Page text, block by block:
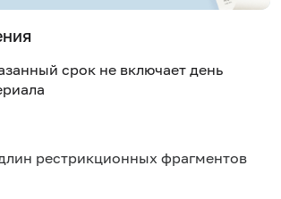
срок не включает день
рестрикционных фрагментов